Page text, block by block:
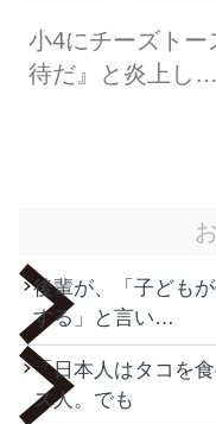
小4にチーズトー
待だ』と炎上し…
後輩が、「子ども
する」と言い…
「日本人はタコを
ス人。でも